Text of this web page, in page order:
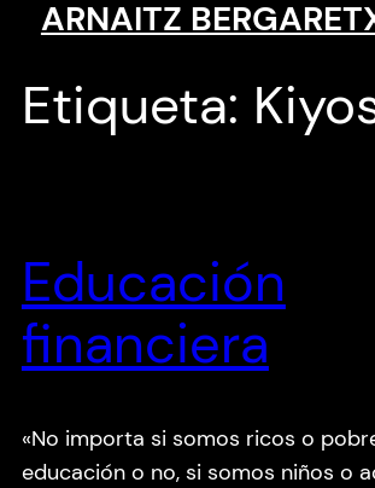
Saltar
contenido
ARNAITZ
Etiqueta:
Educación
financiera
«No importa si somos ricos o
educación o no, si somos niños o